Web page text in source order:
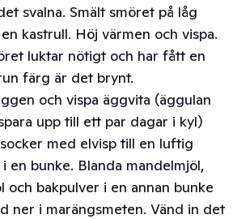
svalna. Smält smöret på låg
kastrull. Höj värmen och vispa.
luktar nötigt och har fått en
färg är det brynt.
och vispa äggvita (äggulan
upp till ett par dagar i kyl)
med elvisp till en luftig
en bunke. Blanda mandelmjöl,
och bakpulver i en annan bunke
ner i marängsmeten. Vänd in det